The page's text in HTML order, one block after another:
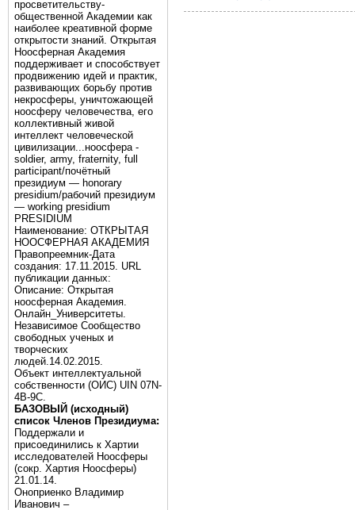
просветительству-
общественной Академии как
наиболее креативной форме
открытости знаний. Открытая
Ноосферная Академия
поддерживает и способствует
продвижению идей и практик,
развивающих борьбу против
некросферы, уничтожающей
ноосферу человечества, его
коллективный живой
интеллект человеческой
цивилизации...ноосфера -
soldier, army, fraternity, full
participant/почётный
президиум — honorary
presidium/рабочий президиум
— working presidium
PRESIDIUM
Наименование: ОТКРЫТАЯ
НООСФЕРНАЯ АКАДЕМИЯ
Правопреемник-Дата
создания: 17.11.2015. URL
публикации данных:
Описание: Открытая
ноосферная Академия.
Онлайн_Университеты.
Независимое Сообщество
свободных ученых и
творческих
людей.14.02.2015.
Объект интеллектуальной
собственности (ОИС) UIN 07N-
4B-9C.
БАЗОВЫЙ (исходный)
список Членов Президиума:
Поддержали и
присоединились к Хартии
исследователей Ноосферы
(сокр. Хартия Ноосферы)
21.01.14.
Оноприенко Владимир
Иванович –